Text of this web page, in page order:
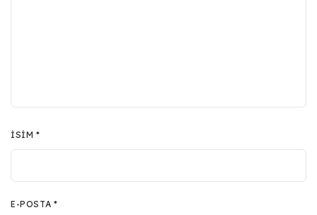
İSIM*
E-POSTA *